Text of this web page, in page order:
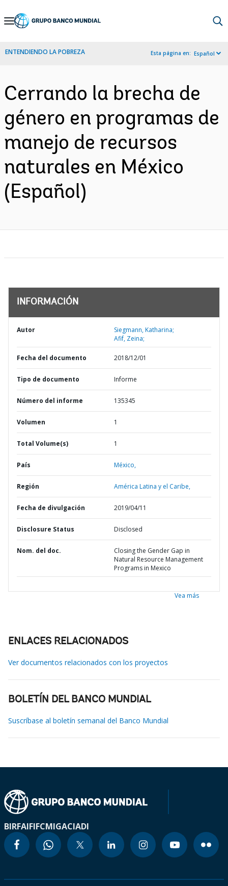
Skip
Navigation
ENTENDIENDO LA POBREZA Esta página en: Español
Cerrando la brecha de
género en programas de
manejo de recursos
naturales en México
(Español)
INFORMACIÓN
Autor
Siegmann, Katharina;
Afif, Zeina;
Fecha del documento 2018/12/01
Tipo de documento Informe
Número del informe 135345
Volumen 1
Total Volume(s) 1
País México,
Región América Latina y el Caribe,
Fecha de divulgación 2019/04/11
Disclosure Status Disclosed
Nom. del doc.
Closing the Gender Gap in
Natural Resource Management
Programs in Mexico
Vea más
ENLACES RELACIONADOS
Ver documentos relacionados con los proyectos
BOLETÍN DEL BANCO MUNDIAL
Suscríbase al boletín semanal del Banco Mundial
BIRFAIFIFCMIGACIADI